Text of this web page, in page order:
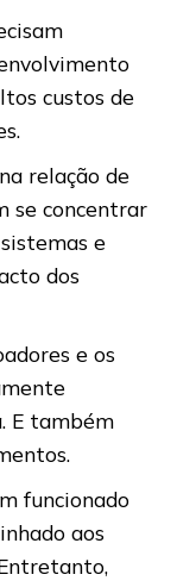
custos de
relação de
se concentrar
e
dos
e os
E também
funcionado
aos